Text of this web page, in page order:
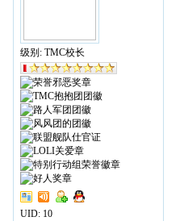
级别: TMC校长
UID: 10